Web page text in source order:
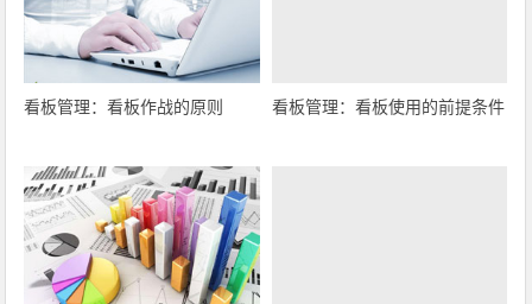
看板管理：看板作战的原则 看板管理：看板使用的前提条件